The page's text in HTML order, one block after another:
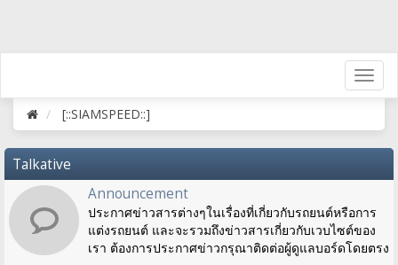
[::SIAMSPEED::]
Talkative
Announcement
ประกาศข่าวสารต่างๆในเรื่องที่เกี่ยวกับรถยนต์หรือการ
แต่งรถยนต์ และจะรวมถึงข่าวสารเกี่ยวกับเวบไซต์ของ
เรา ต้องการประกาศข่าวกรุณาติดต่อผู้ดูแลบอร์ดโดยตรง